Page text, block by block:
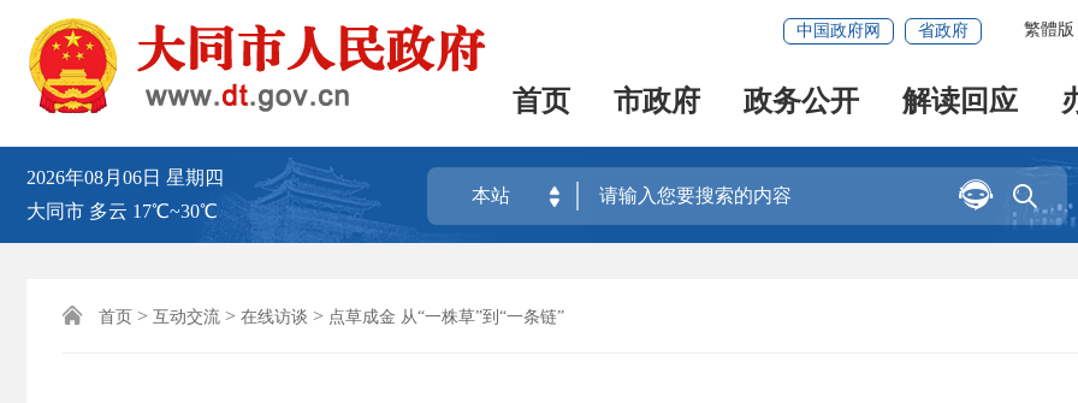
繁體版
中国政府网 省政府
首页 市政府 政务公开 解读回应
2026年08月06日 星期四
大同市 多云 17℃~30℃
本站 

 首页 > 互动交流 > 在线访谈 > 点草成金 从“一株草”到“一条链”